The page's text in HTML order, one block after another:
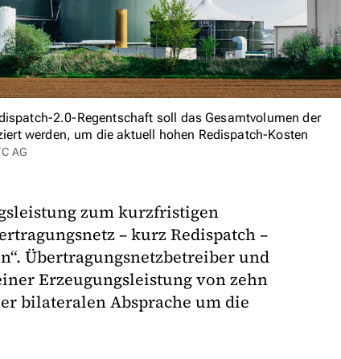
2.0-Regentschaft soll das Gesamtvolumen der
werden, um die aktuell hohen Redispatch-Kosten
AG
zum kurzfristigen
– kurz Redispatch –
Übertragungsnetzbetreiber und
Erzeugungsleistung von zehn
bilateralen Absprache um die